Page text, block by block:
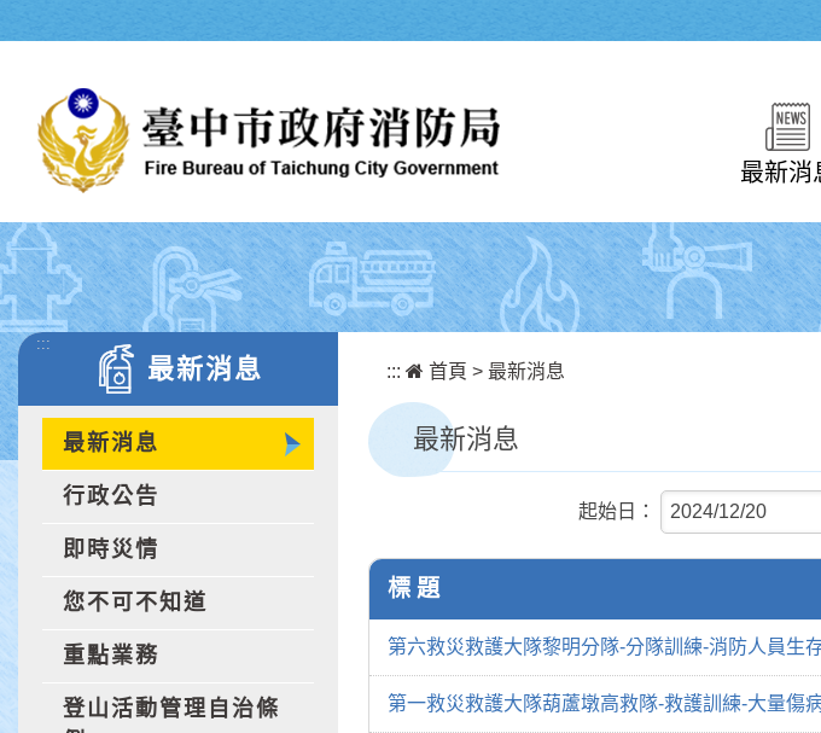
最新消
:::
最新消息
最新消息
行政公告
即時災情
您不可不知道
重點業務
登山活動管理自治條
::: 首頁 > 最新消息
最新消息
起始日：
標 題
第六救災救護大隊黎明分隊-分隊訓練-消防人員生
第一救災救護大隊葫蘆墩高救隊-救護訓練-大量傷